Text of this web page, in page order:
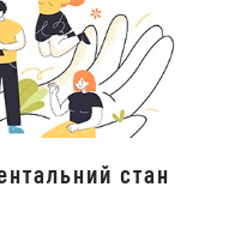
стан